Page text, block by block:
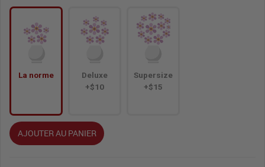
La norme
Deluxe
+$10
Supersize
+$15
AJOUTER AU PANIER